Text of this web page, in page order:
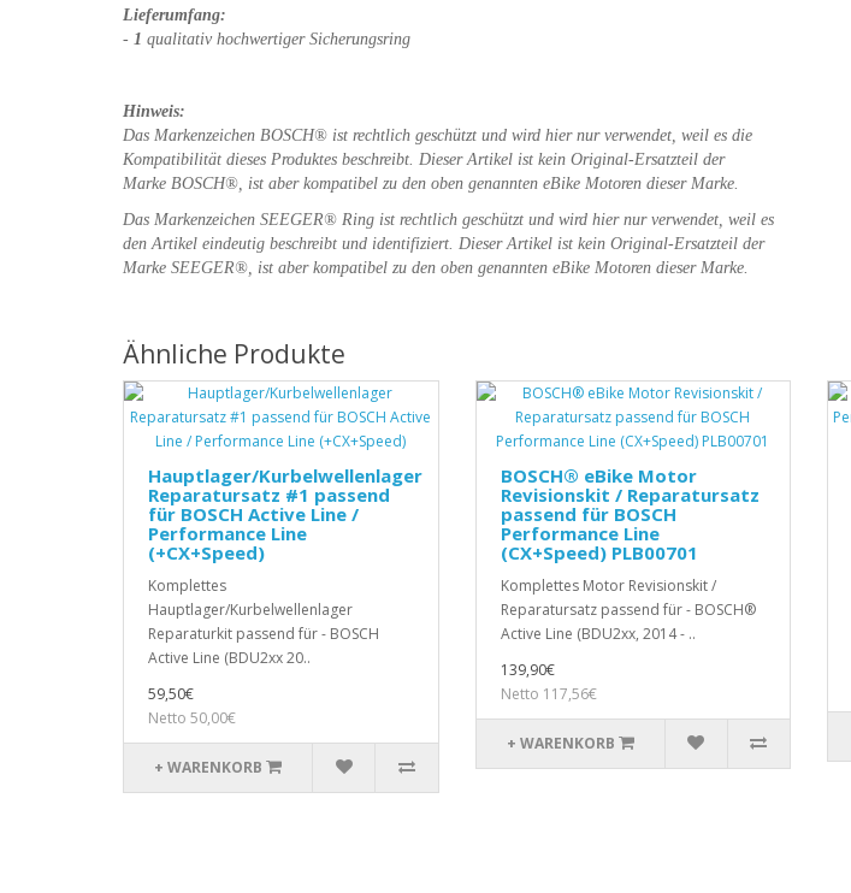
Lieferumfang:
- 1 qualitativ hochwertiger Sicherungsring
Hinweis:
Das Markenzeichen BOSCH® ist rechtlich geschützt und wird hier nur verwendet, weil es die
Kompatibilität dieses Produktes beschreibt. Dieser Artikel ist kein Original-Ersatzteil der
Marke BOSCH®, ist aber kompatibel zu den oben genannten eBike Motoren dieser Marke.
Das Markenzeichen SEEGER® Ring ist rechtlich geschützt und wird hier nur verwendet, weil es
den Artikel eindeutig beschreibt und identifiziert. Dieser Artikel ist kein Original-Ersatzteil der
Marke SEEGER® , ist aber kompatibel zu den oben genannten eBike Motoren dieser Marke.
Ähnliche Produkte
Hauptlager/Kurbelwellenlager
Reparatursatz #1 passend
für BOSCH Active Line /
Performance Line
(+CX+Speed)
Komplettes
Hauptlager/Kurbelwellenlager
Reparaturkit passend für - BOSCH
Active Line (BDU2xx 20..
59,50€
Netto 50,00€
+ WARENKORB
BOSCH® eBike Motor
Revisionskit / Reparatursatz
passend für BOSCH
Performance Line
(CX+Speed) PLB00701
Komplettes Motor Revisionskit /
Reparatursatz passend für - BOSCH®
Active Line (BDU2xx, 2014 - ..
139,90€
Netto 117,56€
+ WARENKORB